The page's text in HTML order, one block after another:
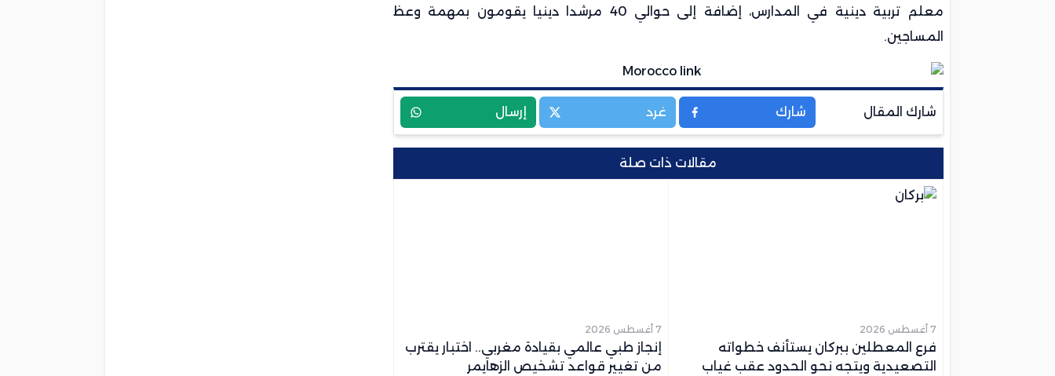
معلم تربية دينية في المدارس، إضافة إلى حوالي 40 مرشدا دينيا يقومون بمهمة وعظ
المساجين.
شارك المقال شارك غرد إرسال
مقالات ذات صلة
7 أغسطس 2026
فرع المعطلين ببركان يستأنف خطواته
التصعيدية ويتجه نحو الحدود عقب غياب
7 أغسطس 2026
إنجاز طبي عالمي بقيادة مغربي.. اختبار يقترب
من تغيير قواعد تشخيص الزهايمر